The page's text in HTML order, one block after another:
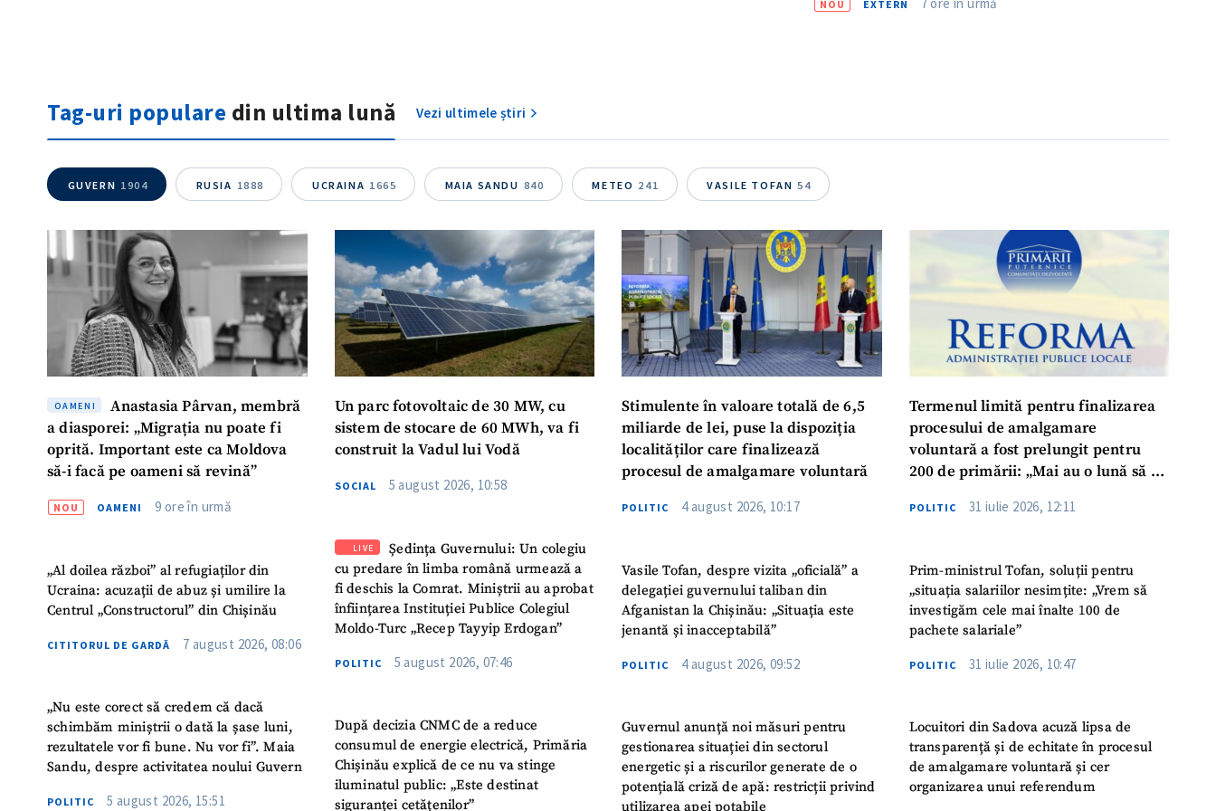
NOU EXTERN
Tag-uri populare din ultima lună Vezi ultimele știri
GUVERN 1904 RUSIA 1888 UCRAINA 1665 MAIA SANDU 840 METEO 241 VASILE TOFAN 54
OAMENI
Anastasia Pârvan, membră
a diasporei: „Migrația nu poate fi
oprită. Important este ca Moldova
să-i facă pe oameni să revină”
NOU OAMENI 9 ore în urmă
„Al doilea război” al refugiaților din
Ucraina: acuzații de abuz și umilire la
Centrul „Constructorul” din Chișinău
CITITORUL DE GARDĂ 7 august 2026, 08:06
„Nu este corect să credem că dacă
schimbăm miniștrii o dată la șase luni,
rezultatele vor fi bune. Nu vor fi”. Maia
Sandu, despre activitatea noului Guvern
POLITIC 5 august 2026, 15:51
Un parc fotovoltaic de 30 MW, cu
sistem de stocare de 60 MWh, va fi
construit la Vadul lui Vodă
SOCIAL 5 august 2026, 10:58
LIVE
Ședința Guvernului: Un colegiu
cu predare în limba română urmează a
fi deschis la Comrat. Miniștrii au aprobat
înființarea Instituției Publice Colegiul
Moldo-Turc „Recep Tayyip Erdogan”
POLITIC 5 august 2026, 07:46
După decizia CNMC de a reduce
consumul de energie electrică, Primăria
Chișinău explică de ce nu va stinge
iluminatul public: „Este destinat
siguranței cetățenilor”
Stimulente în valoare totală de 6,5
miliarde de lei, puse la dispoziția
localităților care finalizează
procesul de amalgamare voluntară
POLITIC 4 august 2026, 10:17
Vasile Tofan, despre vizita „oficială” a
delegației guvernului taliban din
Afganistan la Chișinău: „Situația este
jenantă și inacceptabilă”
POLITIC 4 august 2026, 09:52
Guvernul anunță noi măsuri pentru
gestionarea situației din sectorul
energetic și a riscurilor generate de o
potențială criză de apă: restricții privind
utilizarea apei potabile
Termenul limită pentru finalizarea
procesului de amalgamare
voluntară a fost prelungit pentru
200 de primării: „Mai au o lună să se
POLITIC 31 iulie 2026, 12:11
Prim-ministrul Tofan, soluții pentru
„situația salariilor nesimțite: „Vrem să
investigăm cele mai înalte 100 de
pachete salariale”
POLITIC 31 iulie 2026, 10:47
Locuitori din Sadova acuză lipsa de
transparență și de echitate în procesul
de amalgamare voluntară și cer
organizarea unui referendum